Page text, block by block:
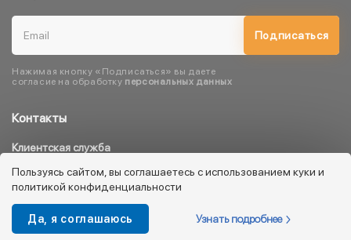
Контакты
Клиентская служба
8 800 333 08 45
info@kotofey.ru
Магазины в Москва (50)
Подписаться
Нажимая кнопку «Подписаться» вы даете
согласие на обработку персональных данных
Пользуясь сайтом, вы соглашаетесь с использованием куки и
политикой конфиденциальности
Да, я соглашаюсь Узнать подробнее